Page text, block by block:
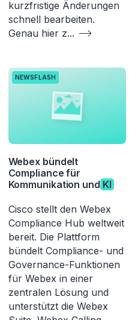
kurzfristige Änderungen
schnell bearbeiten.
Genau hier z...
NEWSFLASH
Webex bündelt
Compliance für
Kommunikation und KI
Cisco stellt den Webex
Compliance Hub weltweit
bereit. Die Plattform
bündelt Compliance- und
Governance-Funktionen
für Webex in einer
zentralen Lösung und
unterstützt die Webex